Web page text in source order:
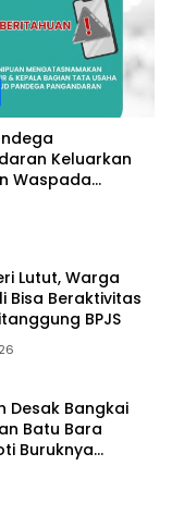
Keluarkan
Waspada
Lutut, Warga
Bisa Beraktivitas
BPJS
Desak Bangkai
Batu Bara
Buruknya